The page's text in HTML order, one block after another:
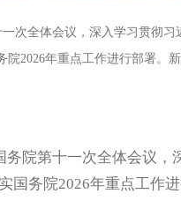
次全体会议，深入学习贯彻
院2026年重点工作进行部署。
院第十一次全体会议，
务院2026年重点工作进